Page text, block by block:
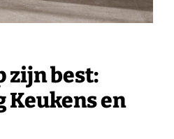
zijn best:
Keukens en